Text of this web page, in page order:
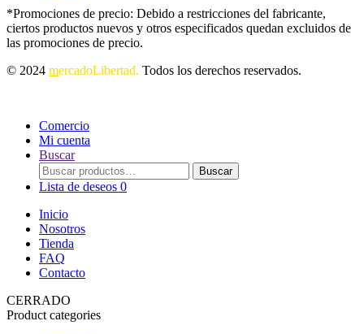
*Promociones de precio: Debido a restricciones del fabricante,
ciertos productos nuevos y otros especificados quedan excluidos de
las promociones de precio.
© 2024 mercadoLibertad. Todos los derechos reservados.
Comercio
Mi cuenta
Buscar
Buscar
por:
Buscar
Lista de deseos 0
Inicio
Nosotros
Tienda
FAQ
Contacto
CERRADO
Product categories